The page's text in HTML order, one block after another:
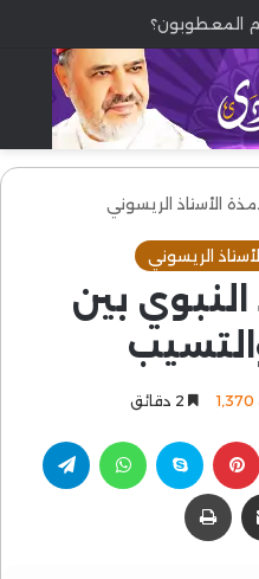
المعطوبون؟
الأستاذ الريسوني
الريسوني
النبوي بين
1٬370
بينتيريست سكايب واتساب
مشاركة عبر البريد طباعة